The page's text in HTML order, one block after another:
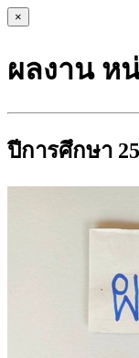
×
ผลงาน ห
ปีการศึกษา